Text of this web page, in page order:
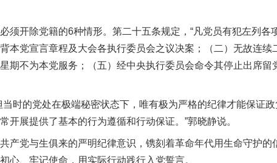
开除党籍的6种情形。第二十五条规定，“凡党员有犯左列各
本党宣言章程及大会各执行委员会之议决案；（二）无故连续
期不为本党服务；（五）经中央执行委员会命令其停止出席留
的党处在极端秘密状态下，唯有极为严格的纪律才能保证政
开展提供了基本的行为遵循和行动保证。”郭晓静说。
党与生俱来的严明纪律意识，镌刻着革命年代用生命守护的
心、牢记使命，用实际行动践行入党誓言。